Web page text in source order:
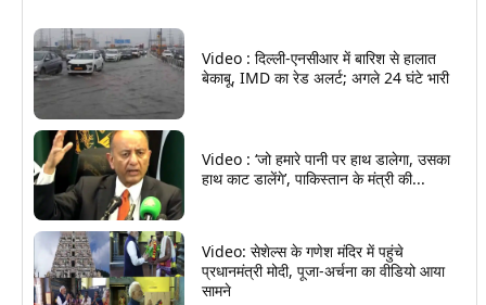
Video : दिल्ली-एनसीआर में बारिश से हालात
बेकाबू, IMD का रेड अलर्ट; अगले 24 घंटे भारी
Video : ‘जो हमारे पानी पर हाथ डालेगा, उसका
हाथ काट डालेंगे’, पाकिस्तान के मंत्री की...
Video: सेशेल्स के गणेश मंदिर में पहुंचे
प्रधानमंत्री मोदी, पूजा-अर्चना का वीडियो आया
सामने